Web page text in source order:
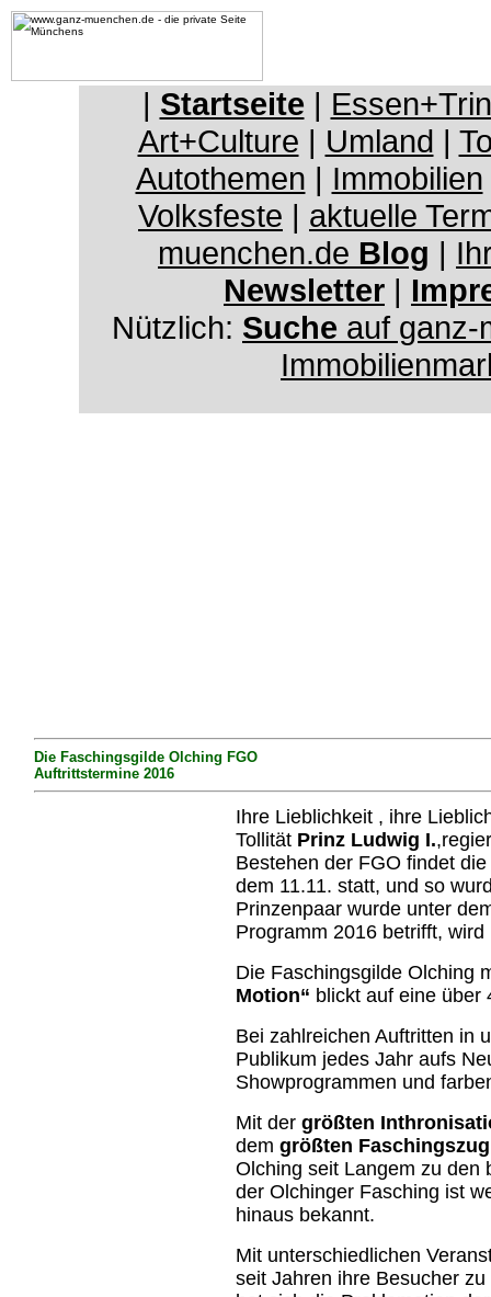
| Startseite |
Art+Culture | Umland |
Autothemen | Immobilien
Volksfeste | aktuelle
muenchen.de Blog |
Newsletter |
Nützlich: Suche auf ganz-
Die Faschingsgilde Olching FGO
Auftrittstermine 2016
Ihre Lieblichkeit , ihre
Tollität Prinz Ludwig I.
Bestehen der FGO findet
dem 11.11. statt, und so
Prinzenpaar wurde unter
Programm 2016 betrifft,
Die Faschingsgilde Olching
Motion“ blickt auf eine über
Bei zahlreichen Auftritten in
Publikum jedes Jahr aufs
Showprogrammen und
Mit der größten
dem größten
Olching seit Langem zu den
der Olchinger Fasching ist
hinaus bekannt.
Mit unterschiedlichen
seit Jahren ihre Besucher